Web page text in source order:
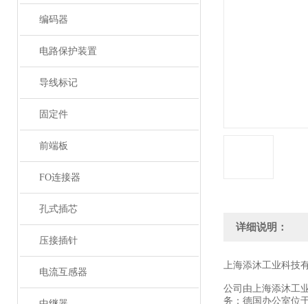
编码器
电路保护装置
导线标记
固定件
前端板
FO连接器
孔式插芯
压接插针
电流互感器
详细说明：
上海添沐工业科技
公司由上海添沐工
务；德国办公室位